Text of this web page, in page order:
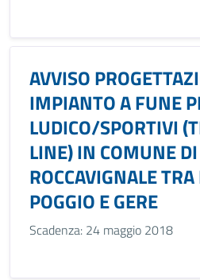
AVVISO
IMPIANTO A FUNE
LUDICO/SPORTIVI
LINE) IN COMUNE DI
ROCCAVIGNALE TRA
POGGIO E GERE
Scadenza: 24 maggio 2018